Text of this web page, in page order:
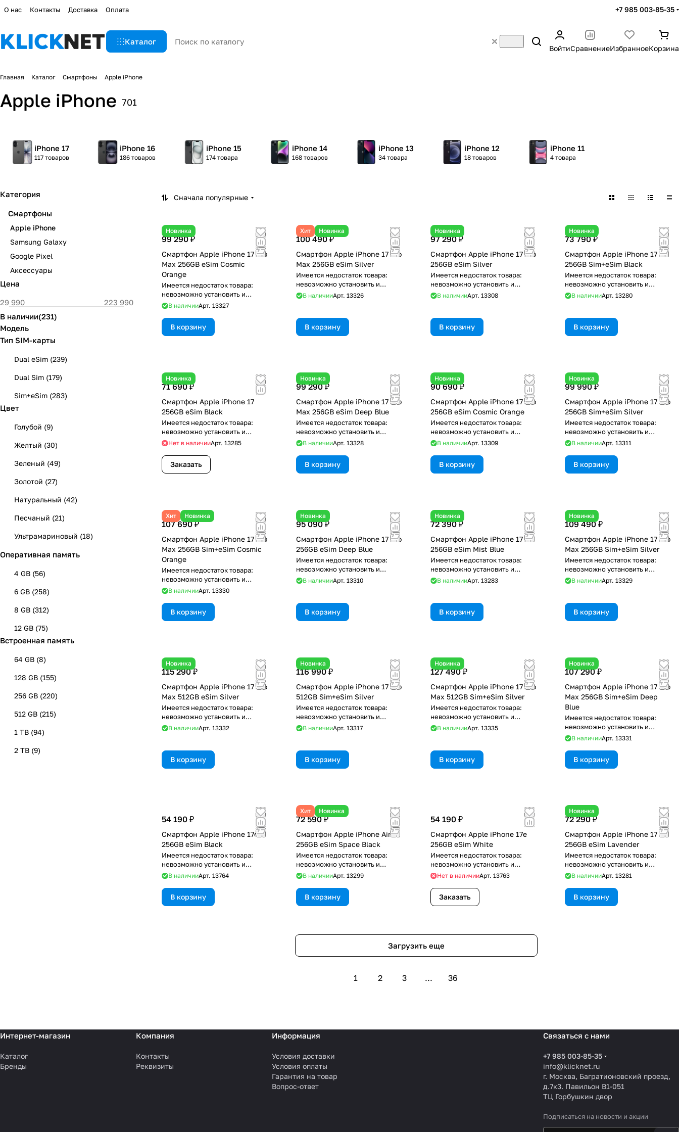
О нас Контакты Доставка Оплата +7 985 003-85-35
Каталог
ВойтиСравнениеИзбранноеКорзина
Главная Каталог Смартфоны Apple iPhone
Apple iPhone 701
iPhone 17
117 товаров
iPhone 16
186 товаров
iPhone 15
174 товара
iPhone 14
168 товаров
iPhone 13
34 товара
iPhone 12
18 товаров
iPhone 11
4 товара
Сначала популярные
Новинка
99 290 ₽
Смартфон Apple iPhone 17 Pro
Max 256GB eSim Cosmic
Orange
Имеется недостаток товара:
невозможно установить и
использовать RuStore
В наличииАрт. 13327
В корзину
Хит Новинка
100 490 ₽
Смартфон Apple iPhone 17 Pro
Max 256GB eSim Silver
Имеется недостаток товара:
невозможно установить и
использовать RuStore
В наличииАрт. 13326
В корзину
Новинка
97 290 ₽
Смартфон Apple iPhone 17 Pro
256GB eSim Silver
Имеется недостаток товара:
невозможно установить и
использовать RuStore
В наличииАрт. 13308
В корзину
Новинка
73 790 ₽
Смартфон Apple iPhone 17
256GB Sim+eSim Black
Имеется недостаток товара:
невозможно установить и
использовать RuStore
В наличииАрт. 13280
В корзину
Новинка
71 690 ₽
Смартфон Apple iPhone 17
256GB eSim Black
Имеется недостаток товара:
невозможно установить и
использовать RuStore
Нет в наличииАрт. 13285
Заказать
Новинка
99 290 ₽
Смартфон Apple iPhone 17 Pro
Max 256GB eSim Deep Blue
Имеется недостаток товара:
невозможно установить и
использовать RuStore
В наличииАрт. 13328
В корзину
Новинка
90 690 ₽
Смартфон Apple iPhone 17 Pro
256GB eSim Cosmic Orange
Имеется недостаток товара:
невозможно установить и
использовать RuStore
В наличииАрт. 13309
В корзину
Новинка
99 990 ₽
Смартфон Apple iPhone 17 Pro
256GB Sim+eSim Silver
Имеется недостаток товара:
невозможно установить и
использовать RuStore
В наличииАрт. 13311
В корзину
Хит Новинка
107 690 ₽
Смартфон Apple iPhone 17 Pro
Max 256GB Sim+eSim Cosmic
Orange
Имеется недостаток товара:
невозможно установить и
использовать RuStore
В наличииАрт. 13330
В корзину
Новинка
95 090 ₽
Смартфон Apple iPhone 17 Pro
256GB eSim Deep Blue
Имеется недостаток товара:
невозможно установить и
использовать RuStore
В наличииАрт. 13310
В корзину
Новинка
72 390 ₽
Смартфон Apple iPhone 17
256GB eSim Mist Blue
Имеется недостаток товара:
невозможно установить и
использовать RuStore
В наличииАрт. 13283
В корзину
Новинка
109 490 ₽
Смартфон Apple iPhone 17 Pro
Max 256GB Sim+eSim Silver
Имеется недостаток товара:
невозможно установить и
использовать RuStore
В наличииАрт. 13329
В корзину
Новинка
115 290 ₽
Смартфон Apple iPhone 17 Pro
Max 512GB eSim Silver
Имеется недостаток товара:
невозможно установить и
использовать RuStore
В наличииАрт. 13332
В корзину
Новинка
116 990 ₽
Смартфон Apple iPhone 17 Pro
512GB Sim+eSim Silver
Имеется недостаток товара:
невозможно установить и
использовать RuStore
В наличииАрт. 13317
В корзину
Новинка
127 490 ₽
Смартфон Apple iPhone 17 Pro
Max 512GB Sim+eSim Silver
Имеется недостаток товара:
невозможно установить и
использовать RuStore
В наличииАрт. 13335
В корзину
Новинка
107 290 ₽
Смартфон Apple iPhone 17 Pro
Max 256GB Sim+eSim Deep
Blue
Имеется недостаток товара:
невозможно установить и
использовать RuStore
В наличииАрт. 13331
В корзину
54 190 ₽
Смартфон Apple iPhone 17e
256GB eSim Black
Имеется недостаток товара:
невозможно установить и
использовать RuStore
В наличииАрт. 13764
В корзину
Хит Новинка
72 590 ₽
Смартфон Apple iPhone Air
256GB eSim Space Black
Имеется недостаток товара:
невозможно установить и
использовать RuStore
В наличииАрт. 13299
В корзину
54 190 ₽
Смартфон Apple iPhone 17e
256GB eSim White
Имеется недостаток товара:
невозможно установить и
использовать RuStore
Нет в наличииАрт. 13763
Заказать
Новинка
72 290 ₽
Смартфон Apple iPhone 17
256GB eSim Lavender
Имеется недостаток товара:
невозможно установить и
использовать RuStore
В наличииАрт. 13281
В корзину
Загрузить еще
1 2 3 ... 36
Категория
Смартфоны
Apple iPhone
Samsung Galaxy
Google Pixel
Аксессуары
Цена
В наличии(231)
Модель
Тип SIM-карты
Dual eSim (239)
Dual Sim (179)
Sim+eSim (283)
Цвет
Голубой (9)
Желтый (30)
Зеленый (49)
Золотой (27)
Натуральный (42)
Песчаный (21)
Ультрамариновый (18)
Фиолетовый(45)
Черный(
Белый(147
Синий(81
Красный
Оранжевый(21 )
Розовый
Оперативная память
4 GB (56)
6 GB (258)
8 GB (312)
12 GB (75)
Встроенная память
64 GB (8)
128 GB (155)
256 GB (220)
512 GB (215)
1 TB (94)
2 TB (9)
Интернет-магазин
Каталог
Бренды
Компания
Контакты
Реквизиты
Информация
Условия доставки
Условия оплаты
Гарантия на товар
Вопрос-ответ
Связаться с нами
+7 985 003-85-35
info@klicknet.ru
г. Москва, Багратионовский проезд,
д.7к3. Павильон B1-051
ТЦ Горбушкин двор
Подписаться на новости и акции